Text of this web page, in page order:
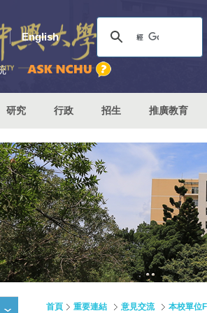
English
研究 行政 招生 推廣教育
首頁 重要連結 意見交流 本校單位